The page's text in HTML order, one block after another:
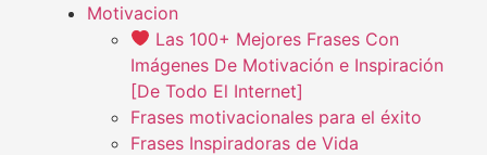
Motivacion
Las 100+ Mejores Frases Con
Imágenes De Motivación e Inspiración
[De Todo El Internet]
Frases motivacionales para el éxito
Frases Inspiradoras de Vida